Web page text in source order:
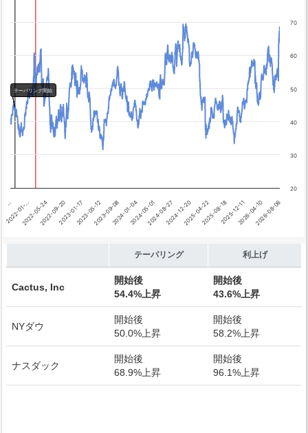
The chart has 1 X axis displaying categories.
The chart has 4 Y axes displaying yA0, yA1, yA2, and yA3.
Chart annotations summary
テーパリング開始
利上げ開始
テーパリング開始
…
2022-01-…2022-05-242022-09-202023-01-172023-05-122023-09-082024-01-042024-05-012024-08-272024-12-202025-04-222025-08-182025-12-112026-04-102026-08-06
20
30
40
50
60
70
テーパリング 利上げ
Cactus, Inc
開始後
54.4%上昇
開始後
43.6%上昇
NYダウ
開始後
50.0%上昇
開始後
58.2%上昇
ナスダック
開始後
68.9%上昇
開始後
96.1%上昇